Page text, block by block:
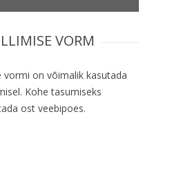
VORM
vormi on võimalik kasutada
Kohe tasumiseks
ost veebipoes.